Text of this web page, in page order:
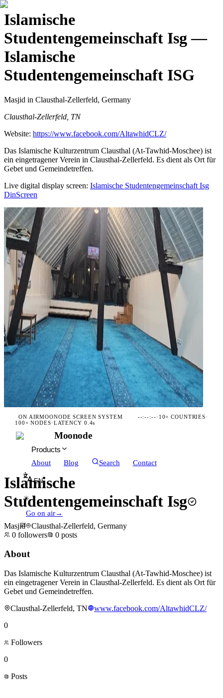
Islamische
Studentengemeinschaft Isg—
Islamische
Studentengemeinschaft ISG
Masjid in Clausthal-Zellerfeld, Germany
Clausthal-Zellerfeld, TN
Website: https://www.facebook.com/AltawhidCLZ/
Das Islamische Kulturzentrum Clausthal (At-Tawhid-Moschee) ist
ein eingetragener Verein in Clausthal-Zellerfeld. Es dient als Ort für
Gebet und Gemeindetreffen.
Live digital display screen: Islamische Studentengemeinschaft Isg
DinScreen
ON AIRMOONODE SCREEN SYSTEM --:--:--· 10+ COUNTRIES·
100+ NODES·LATENCY 0.4s
Moonode
Products
About
Blog Search Contact
EN
☀
Go on air→
Islamische
Studentengemeinschaft Isg
Masjid
Clausthal-Zellerfeld, Germany
0 followers 0 posts
About
Das Islamische Kulturzentrum Clausthal (At-Tawhid-Moschee) ist
ein eingetragener Verein in Clausthal-Zellerfeld. Es dient als Ort für
Gebet und Gemeindetreffen.
Clausthal-Zellerfeld, TN
www.facebook.com/AltawhidCLZ/
0
Followers
0
Posts